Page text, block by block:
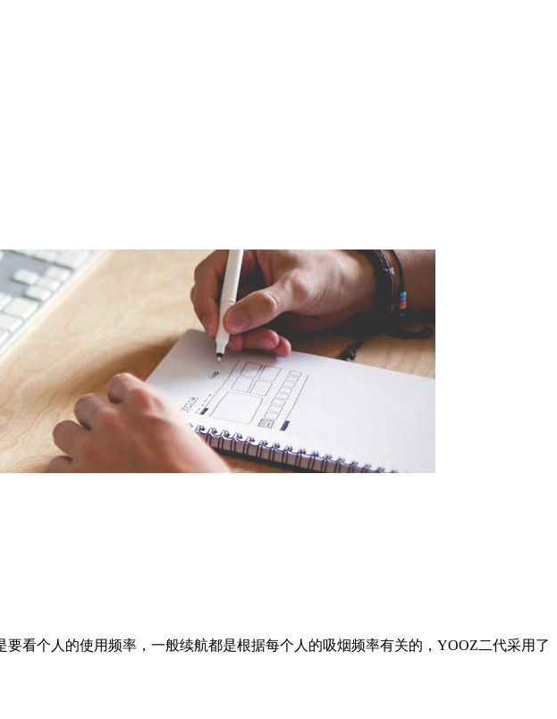
看个人的使用频率，一般续航都是根据每个人的吸烟频率有关的，YOOZ二代采用了